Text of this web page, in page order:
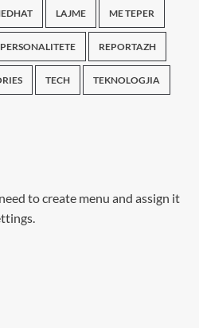
LAJME ME TEPER
PERSONALITETE REPORTAZH
TECH TEKNOLOGJIA
to create menu and assign it